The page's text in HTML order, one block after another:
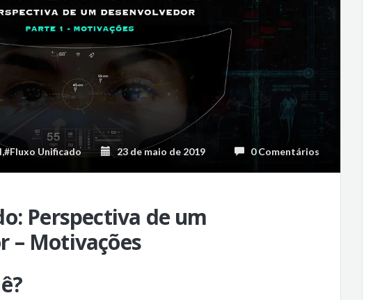
,#Fluxo Unificado 23 de maio de 2019 0 Comentários
Perspectiva de um
– Motivações